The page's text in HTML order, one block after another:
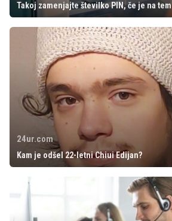
Takoj zamenjajte številko PIN, če je na
24ur.com
Kam je odšel 22-letni Chiui Edijan?